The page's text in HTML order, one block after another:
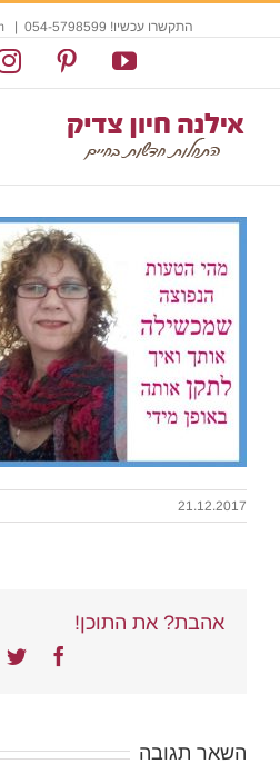
התקשרו עכשיו! 054-5798599 |
YouTube
21.12.2017
אהבת? את התוכן!
השאר תגובה